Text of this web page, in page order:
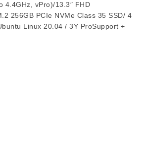
4.4GHz, vPro)/13.3″ FHD
256GB PCIe NVMe Class 35 SSD/ 4
Linux 20.04 / 3Y ProSupport +